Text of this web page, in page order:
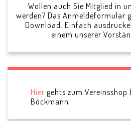
Wollen auch Sie Mitglied in
werden? Das Anmeldeformular
Download. Einfach
einem unserer
Hier gehts zum Vereinsshop
Böckmann